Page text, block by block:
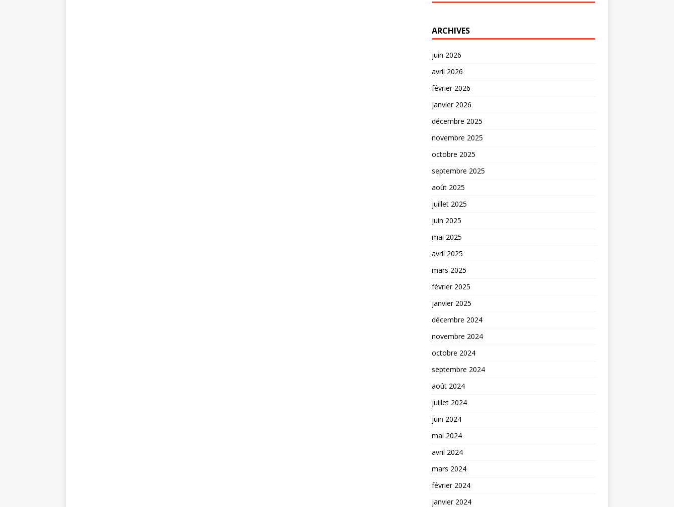
ARCHIVES
juin 2026
avril 2026
février 2026
janvier 2026
décembre 2025
novembre 2025
octobre 2025
septembre 2025
août 2025
juillet 2025
juin 2025
mai 2025
avril 2025
mars 2025
février 2025
janvier 2025
décembre 2024
novembre 2024
octobre 2024
septembre 2024
août 2024
juillet 2024
juin 2024
mai 2024
avril 2024
mars 2024
février 2024
janvier 2024